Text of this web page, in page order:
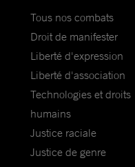
Tous nos combats
Droit de manifester
Liberté d'expression
Liberté d'association
Technologies et droits
humains
Justice raciale
Justice de genre